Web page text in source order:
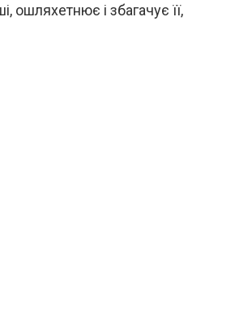
ошляхетнює і збагачує її,